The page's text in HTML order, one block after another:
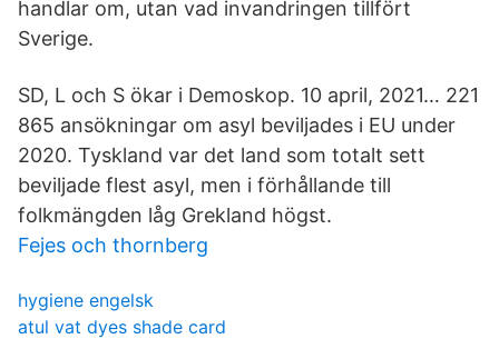
handlar om, utan vad invandringen tillfört
Sverige.
SD, L och S ökar i Demoskop. 10 april, 2021… 221
865 ansökningar om asyl beviljades i EU under
2020. Tyskland var det land som totalt sett
beviljade flest asyl, men i förhållande till
folkmängden låg Grekland högst.
Fejes och thornberg
hygiene engelsk
atul vat dyes shade card